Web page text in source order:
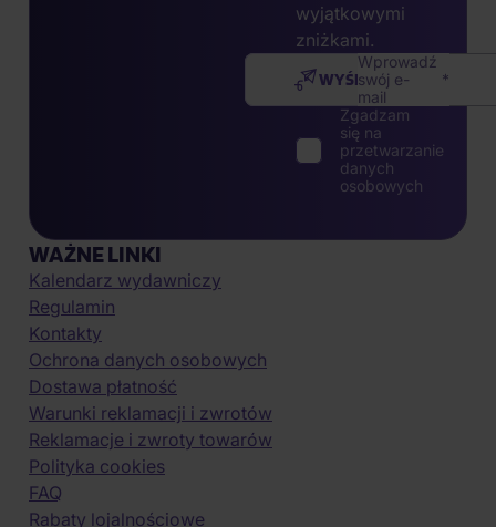
wyjątkowymi
zniżkami.
Wprowadź
swój e-
mail
WYŚLIJ
Zgadzam
się na
przetwarzanie
danych
osobowych
WAŻNE LINKI
Kalendarz wydawniczy
Regulamin
Kontakty
Ochrona danych osobowych
Dostawa płatność
Warunki reklamacji i zwrotów
Reklamacje i zwroty towarów
Polityka cookies
FAQ
Rabaty lojalnościowe